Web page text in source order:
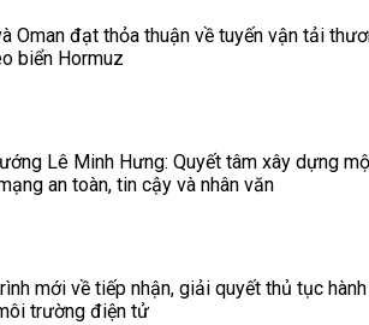
Oman đạt thỏa thuận về tuyến vận tải
biển Hormuz
Lê Minh Hưng: Quyết tâm xây dựng
an toàn, tin cậy và nhân văn
mới về tiếp nhận, giải quyết thủ tục
trường điện tử